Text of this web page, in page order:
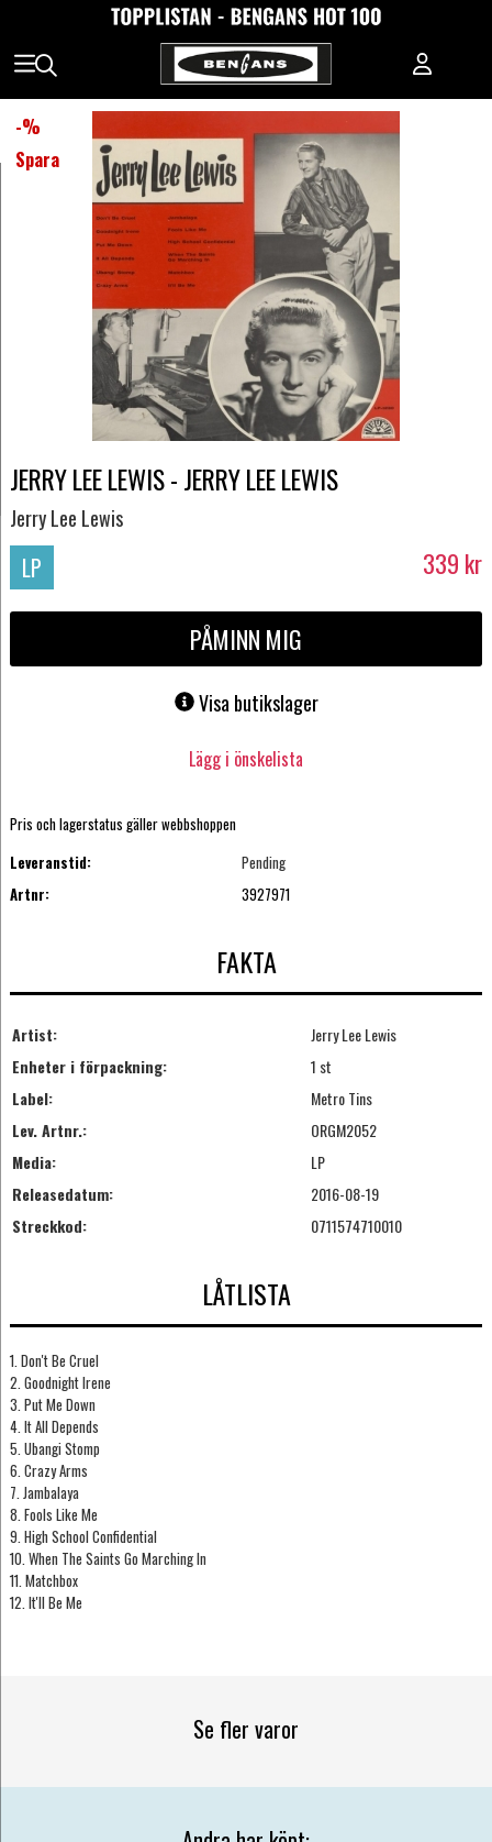
-%
Spara
JERRY LEE LEWIS - JERRY LEE LEWIS
Jerry Lee Lewis
LP 339 kr
PÅMINN MIG
Visa butikslager
Lägg i önskelista
Pris och lagerstatus gäller webbshoppen
Leveranstid:
Pending
Artnr:
3927971
FAKTA
Artist:
Jerry Lee Lewis
Enheter i förpackning:
1 st
Label:
Metro Tins
Lev. Artnr.:
ORGM2052
Media:
LP
Releasedatum:
2016-08-19
Streckkod:
0711574710010
LÅTLISTA
1. Don't Be Cruel
2. Goodnight Irene
3. Put Me Down
4. It All Depends
5. Ubangi Stomp
6. Crazy Arms
7. Jambalaya
8. Fools Like Me
9. High School Confidential
10. When The Saints Go Marching In
11. Matchbox
12. It'll Be Me
Se fler varor